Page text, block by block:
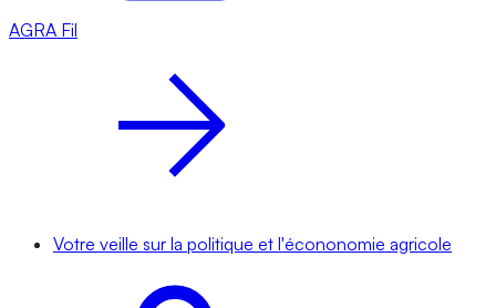
AGRA Fil
Votre veille sur la politique et l'écononomie agricole